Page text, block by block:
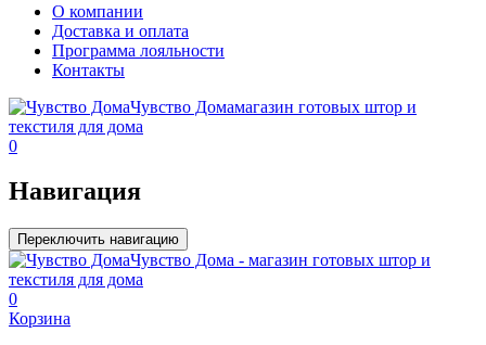
О компании
Доставка и оплата
Программа лояльности
Контакты
Чувство Домамагазин готовых штор и
текстиля для дома
0
Навигация
Переключить навигацию
Чувство Дома - магазин готовых штор и
текстиля для дома
0
Корзина